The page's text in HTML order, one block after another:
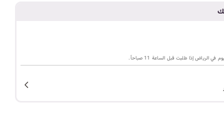
م
ي
الرياض إذا طلبت قبل الساعة 11 صباحاً.